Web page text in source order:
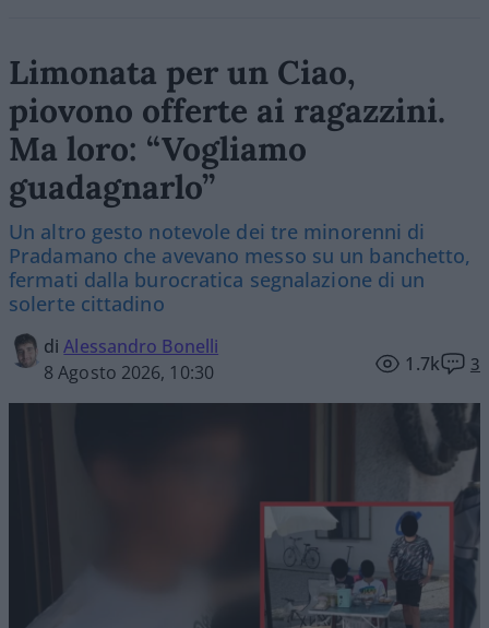
Limonata per un Ciao,
piovono offerte ai ragazzini.
Ma loro: “Vogliamo
guadagnarlo”
Un altro gesto notevole dei tre minorenni di
Pradamano che avevano messo su un banchetto,
fermati dalla burocratica segnalazione di un
solerte cittadino
diAlessandro Bonelli
8 Agosto 2026, 10:30
1.7k 3